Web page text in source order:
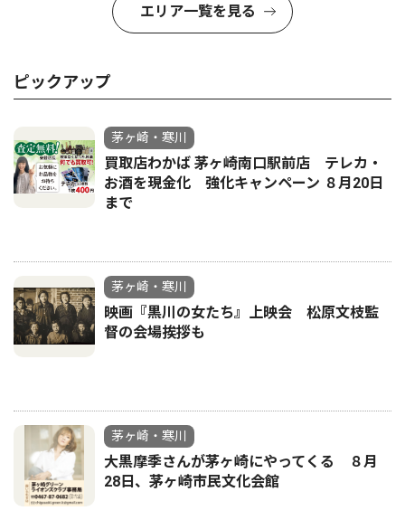
エリア一覧を見る
ピックアップ
茅ヶ崎・寒川
買取店わかば 茅ヶ崎南口駅前店 テレカ・
お酒を現金化 強化キャンペーン ８月20日
まで
茅ヶ崎・寒川
映画『黒川の女たち』上映会 松原文枝監
督の会場挨拶も
茅ヶ崎・寒川
大黒摩季さんが茅ヶ崎にやってくる ８月
28日、茅ヶ崎市民文化会館